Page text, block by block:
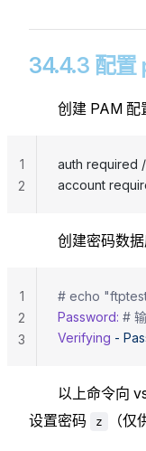
34.4.3 配置
创建 PAM 配
auth required
account
1
2
创建密码数据
# echo
Password: #
Verifying -
1
2
3
以上命令向
设置密码
z （